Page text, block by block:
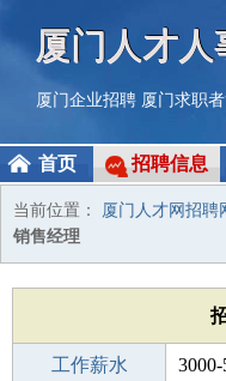
厦门人才人
厦门企业招聘 厦门求职
首页 招聘信息
当前位置： 厦门人才网招聘
销售经理
工作薪水